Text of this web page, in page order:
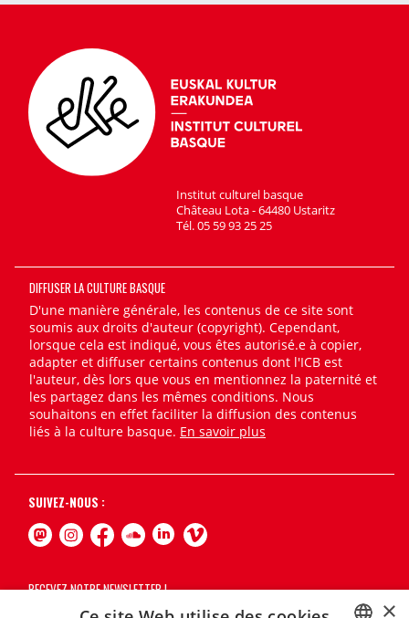
Institut culturel basque
Château Lota - 64480 Ustaritz
Tél. 05 59 93 25 25
DIFFUSER LA CULTURE BASQUE
D'une manière générale, les contenus de ce site sont
soumis aux droits d'auteur (copyright). Cependant,
lorsque cela est indiqué, vous êtes autorisé.e à copier,
adapter et diffuser certains contenus dont l'ICB est
l'auteur, dès lors que vous en mentionnez la paternité et
les partagez dans les mêmes conditions. Nous
souhaitons en effet faciliter la diffusion des contenus
liés à la culture basque. En savoir plus
SUIVEZ-NOUS :
RECEVEZ NOTRE NEWSLETTER !
×